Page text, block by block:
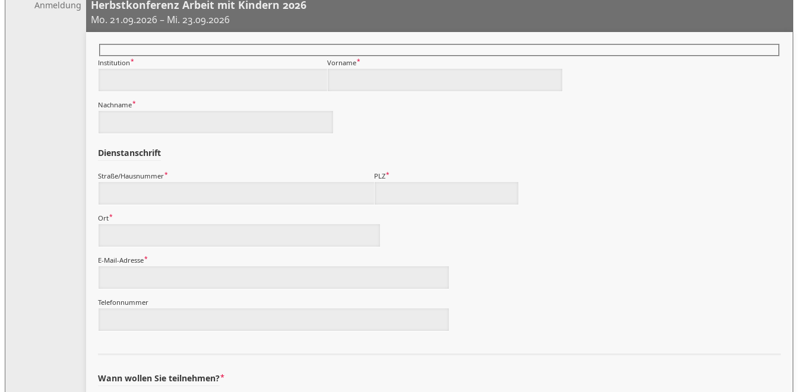
Anmeldung Herbstkonferenz Arbeit mit Kindern 2026
Mo. 21.09.2026 – Mi. 23.09.2026
Institution* Vorname*
Nachname*
Dienstanschrift
Straße/Hausnummer* PLZ*
Ort*
E-Mail-Adresse*
Telefonnummer
Wann wollen Sie teilnehmen?*